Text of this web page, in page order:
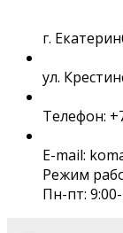
г.
ул.
Телефон:
E-mail:
Режим
Пн-пт: